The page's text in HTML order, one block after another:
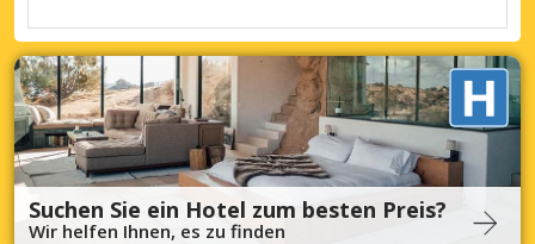
Suchen Sie ein Hotel zum besten Preis?
Wir helfen Ihnen, es zu finden